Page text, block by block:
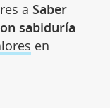
a Saber
sabiduría
en